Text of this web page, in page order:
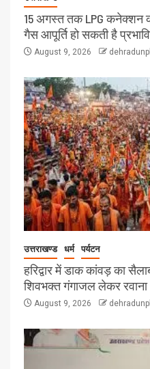
15 अगस्त तक LPG कनेक्शन
गैस आपूर्ति हो सकती है
August 9, 2026
उत्तराखण्ड धर्म पर्यटन
हरिद्वार में डाक कांवड़ का
शिवभक्त गंगाजल लेकर रवाना
August 9, 2026